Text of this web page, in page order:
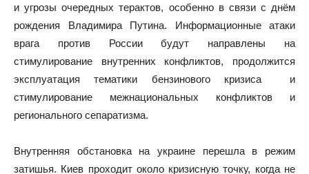
и угрозы очередных терактов, особенно в связи с днём
рождения Владимира Путина. Информационные атаки
врага против России будут направлены на
стимулирование внутренних конфликтов, продолжится
эксплуатация тематики бензинового кризиса и
стимулирование межнациональных конфликтов и
регионального сепаратизма.
Внутренняя обстановка на украине перешла в режим
затишья. Киев проходит около кризисную точку, когда не